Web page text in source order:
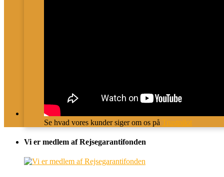
Se hvad vores kunder siger om os på Trustpilot
Vi er medlem af Rejsegarantifonden